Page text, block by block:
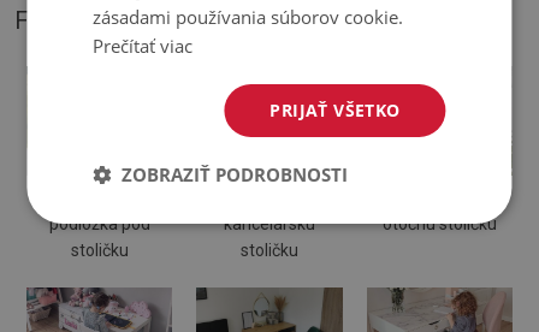
FOTOGRAFIE NÁŠHO PRODUKTU
podložka pod
stoličku
kancelársku
stoličku
otočnú stoličku
zásadami používania súborov cookie.
Prečítať viac
PRIJAŤ VŠETKO
ZOBRAZIŤ PODROBNOSTI